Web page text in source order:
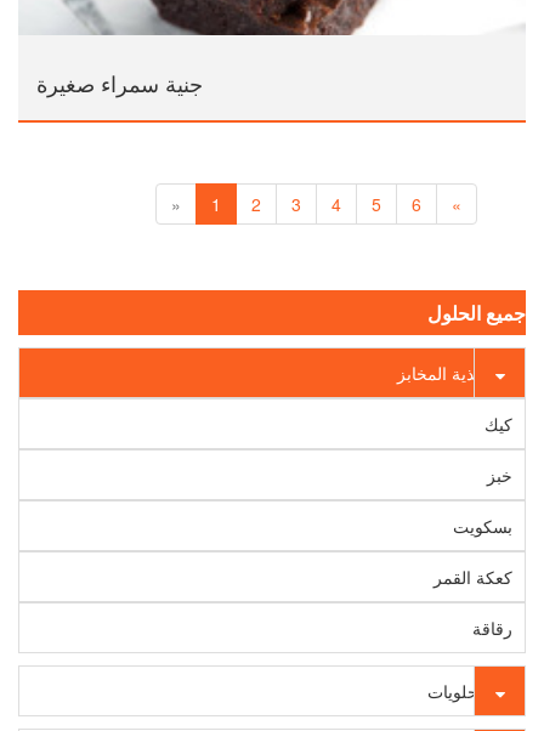
جنية سمراء صغيرة
« 1 2 3 4 5 6 »
جميع الحلول
أغذية المخابز
كيك
خبز
بسكويت
كعكة القمر
رقاقة
الحلويات